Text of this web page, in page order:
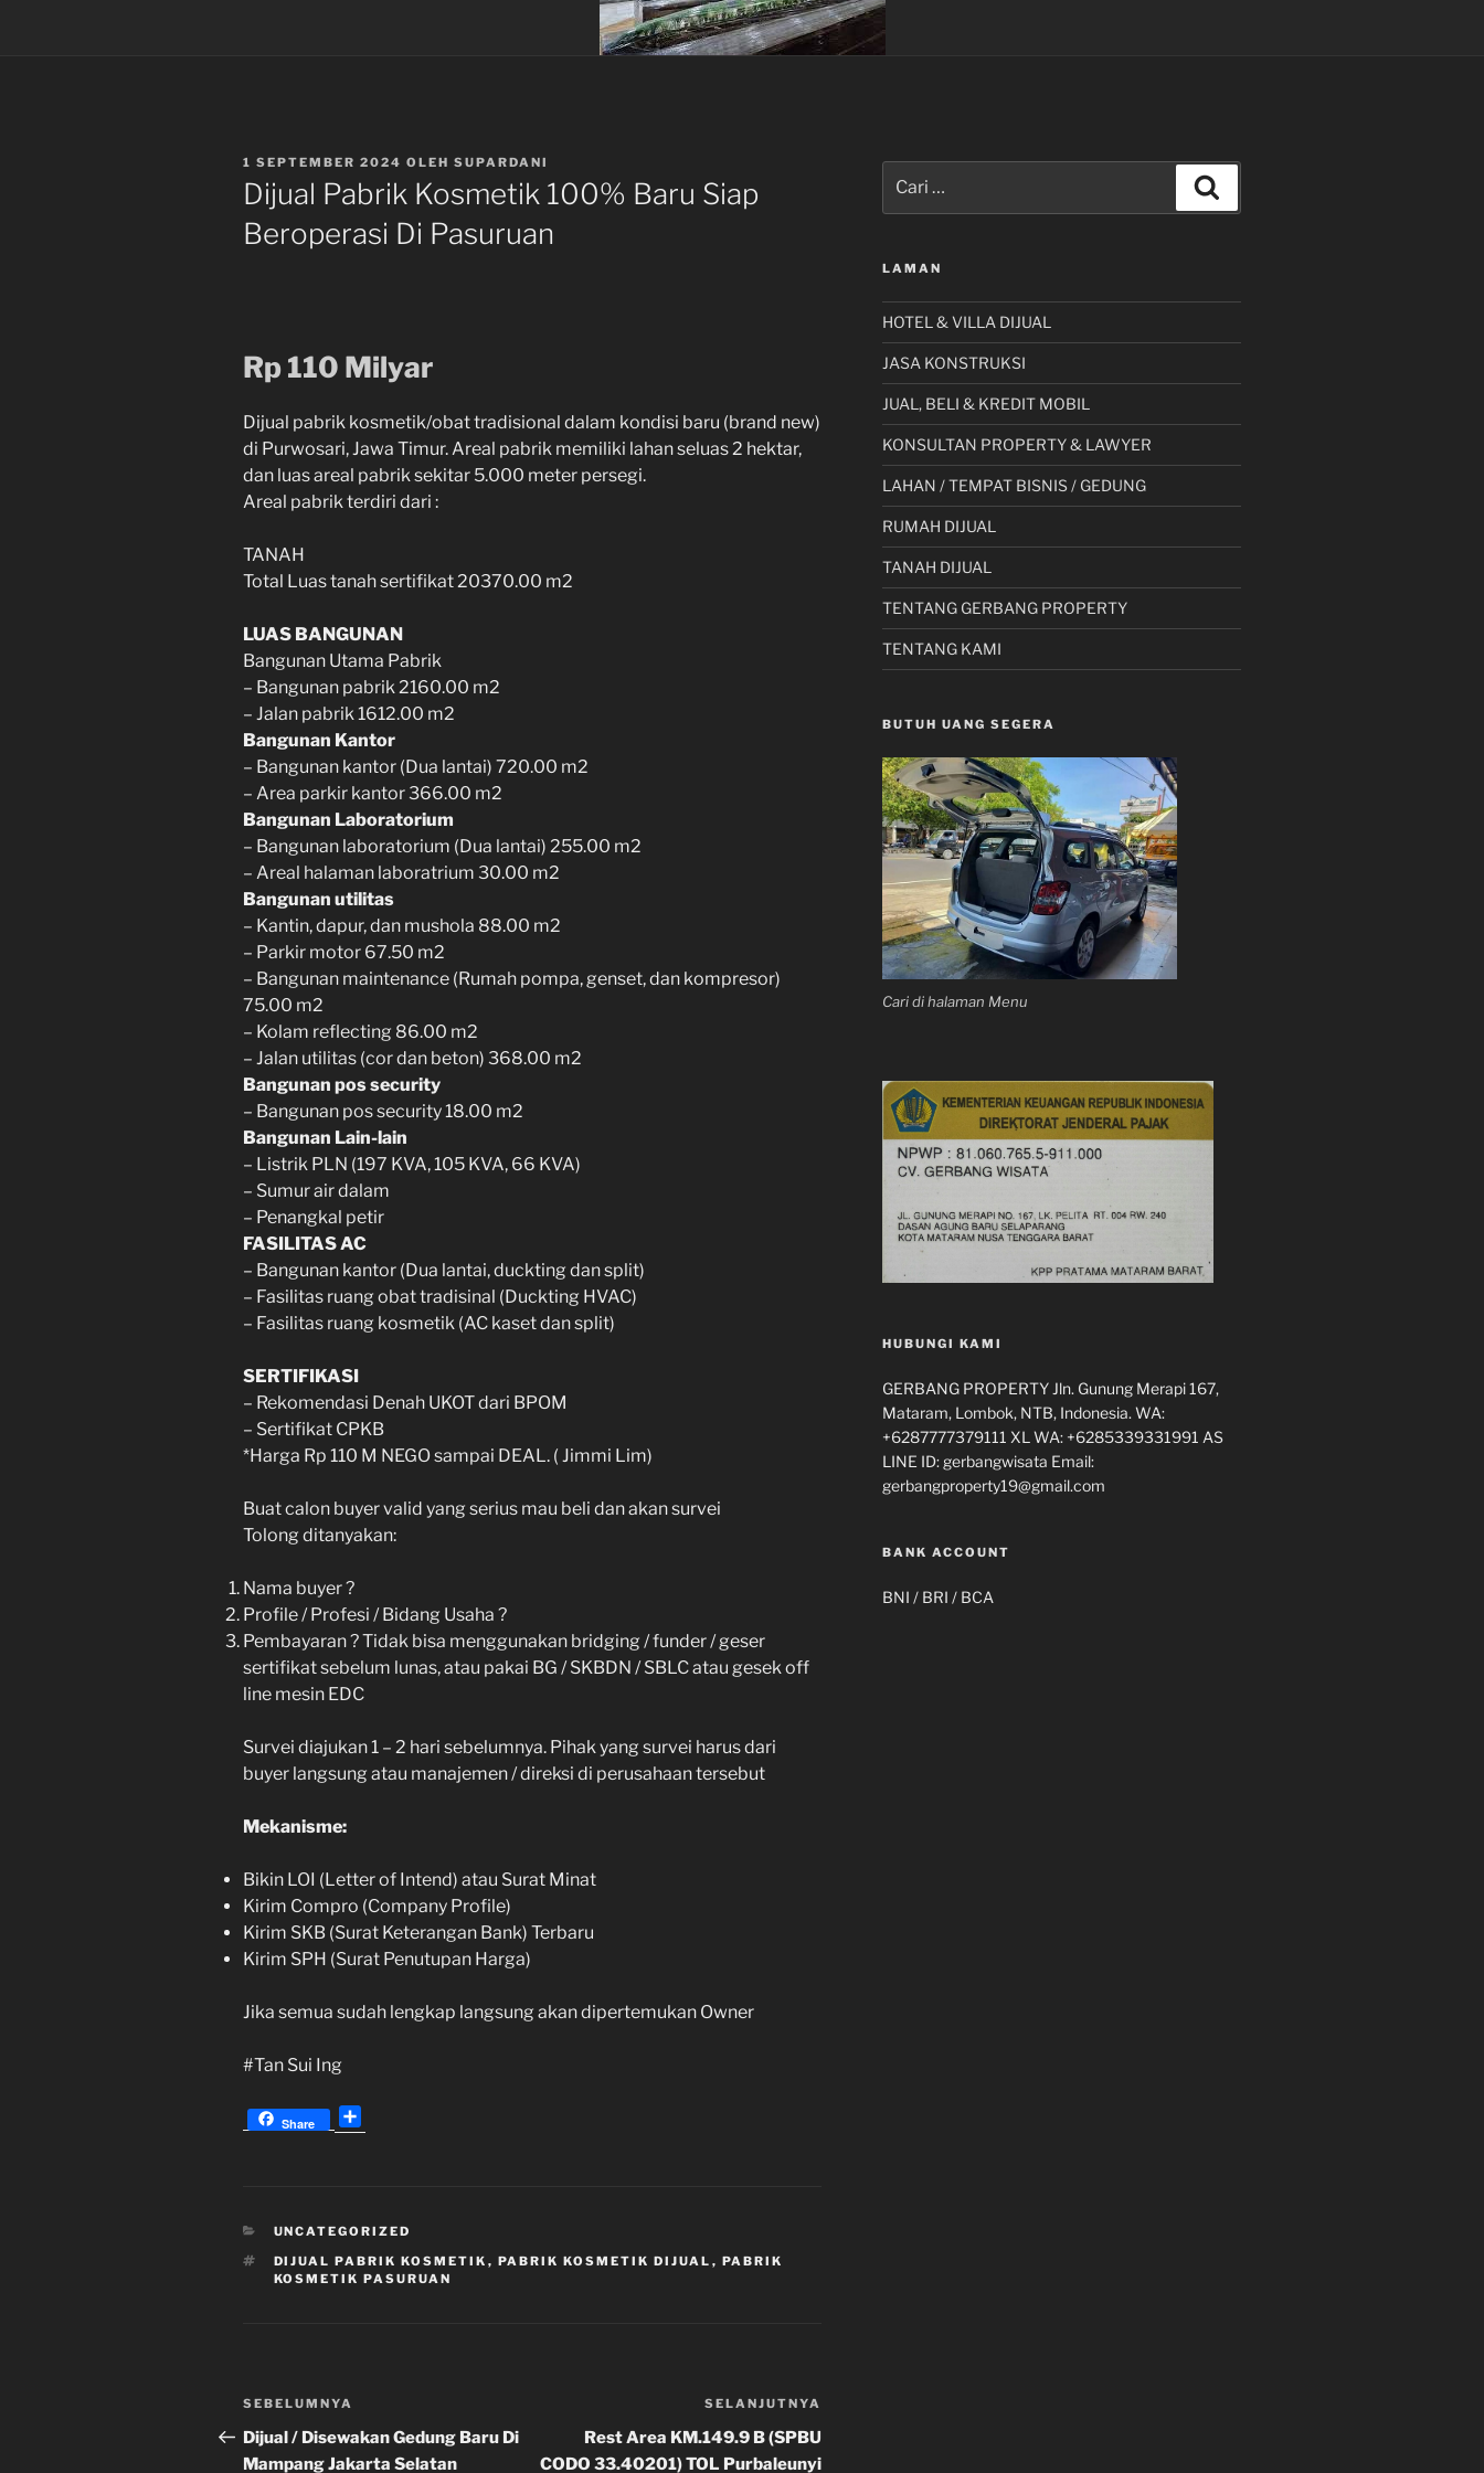
DIPOSKAN
PADA
1 SEPTEMBER 2024 OLEH SUPARDANI
Dijual Pabrik Kosmetik 100% Baru Siap
Beroperasi Di Pasuruan
Rp 110 Milyar
Dijual pabrik kosmetik/obat tradisional dalam kondisi baru (brand new)
di Purwosari, Jawa Timur. Areal pabrik memiliki lahan seluas 2 hektar,
dan luas areal pabrik sekitar 5.000 meter persegi.
Areal pabrik terdiri dari :
TANAH
Total Luas tanah sertifikat 20370.00 m2
LUAS BANGUNAN
Bangunan Utama Pabrik
– Bangunan pabrik 2160.00 m2
– Jalan pabrik 1612.00 m2
Bangunan Kantor
– Bangunan kantor (Dua lantai) 720.00 m2
– Area parkir kantor 366.00 m2
Bangunan Laboratorium
– Bangunan laboratorium (Dua lantai) 255.00 m2
– Areal halaman laboratrium 30.00 m2
Bangunan utilitas
– Kantin, dapur, dan mushola 88.00 m2
– Parkir motor 67.50 m2
– Bangunan maintenance (Rumah pompa, genset, dan kompresor)
75.00 m2
– Kolam reflecting 86.00 m2
– Jalan utilitas (cor dan beton) 368.00 m2
Bangunan pos security
– Bangunan pos security 18.00 m2
Bangunan Lain-lain
– Listrik PLN (197 KVA, 105 KVA, 66 KVA)
– Sumur air dalam
– Penangkal petir
FASILITAS AC
– Bangunan kantor (Dua lantai, duckting dan split)
– Fasilitas ruang obat tradisinal (Duckting HVAC)
– Fasilitas ruang kosmetik (AC kaset dan split)
SERTIFIKASI
– Rekomendasi Denah UKOT dari BPOM
– Sertifikat CPKB
*Harga Rp 110 M NEGO sampai DEAL. ( Jimmi Lim)
Buat calon buyer valid yang serius mau beli dan akan survei
Tolong ditanyakan:
Nama buyer ?
Profile / Profesi / Bidang Usaha ?
Pembayaran ? Tidak bisa menggunakan bridging / funder / geser
sertifikat sebelum lunas, atau pakai BG / SKBDN / SBLC atau gesek off
line mesin EDC
Survei diajukan 1 – 2 hari sebelumnya. Pihak yang survei harus dari
buyer langsung atau manajemen / direksi di perusahaan tersebut
Mekanisme:
Bikin LOI (Letter of Intend) atau Surat Minat
Kirim Compro (Company Profile)
Kirim SKB (Surat Keterangan Bank) Terbaru
Kirim SPH (Surat Penutupan Harga)
Jika semua sudah lengkap langsung akan dipertemukan Owner
#Tan Sui Ing
Share
h
KATEGORI
UNCATEGORIZED
TAG
DIJUAL PABRIK KOSMETIK , PABRIK KOSMETIK DIJUAL , PABRIK
KOSMETIK PASURUAN
Navigasi
pos
Pos
Sebelumnya
SEBELUMNYA
Dijual / Disewakan Gedung Baru Di
Mampang Jakarta Selatan
SELANJUTNYA
Rest Area KM.149.9 B (SPBU
CODO 33.40201) TOL Purbaleunyi
untuk:
LAMAN
HOTEL & VILLA DIJUAL
JASA KONSTRUKSI
JUAL, BELI & KREDIT MOBIL
KONSULTAN PROPERTY & LAWYER
LAHAN / TEMPAT BISNIS / GEDUNG
RUMAH DIJUAL
TANAH DIJUAL
TENTANG GERBANG PROPERTY
TENTANG KAMI
BUTUH UANG SEGERA
Cari di halaman Menu
HUBUNGI KAMI
GERBANG PROPERTY Jln. Gunung Merapi 167,
Mataram, Lombok, NTB, Indonesia. WA:
+6287777379111 XL WA: +6285339331991 AS
LINE ID: gerbangwisata Email:
gerbangproperty19@gmail.com
BANK ACCOUNT
BNI / BRI / BCA